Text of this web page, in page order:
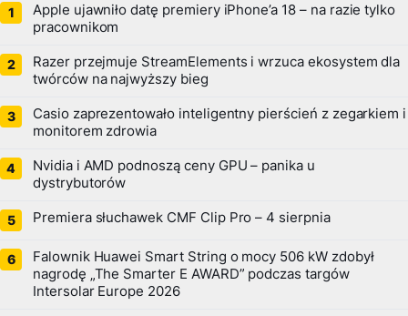
Apple ujawniło datę premiery iPhone’a 18 – na razie tylko
pracownikom
Razer przejmuje StreamElements i wrzuca ekosystem dla
twórców na najwyższy bieg
Casio zaprezentowało inteligentny pierścień z zegarkiem i
monitorem zdrowia
Nvidia i AMD podnoszą ceny GPU – panika u
dystrybutorów
Premiera słuchawek CMF Clip Pro – 4 sierpnia
Falownik Huawei Smart String o mocy 506 kW zdobył
nagrodę „The Smarter E AWARD” podczas targów
Intersolar Europe 2026